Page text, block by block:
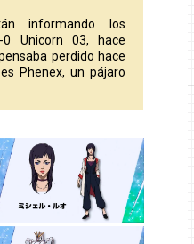
informando los
0 Unicorn 03, hace
perdido hace
Phenex, un pájaro